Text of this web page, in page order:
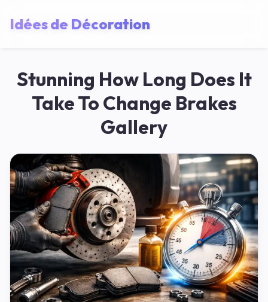
Idées de Décoration
Stunning How Long Does It
Take To Change Brakes
Gallery